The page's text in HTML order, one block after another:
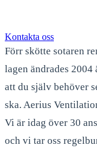
Kontakta oss
Förr skötte sotaren
lagen ändrades 2004
att du själv behöver
ska. Aerius
Vi är idag över 30
och vi tar oss